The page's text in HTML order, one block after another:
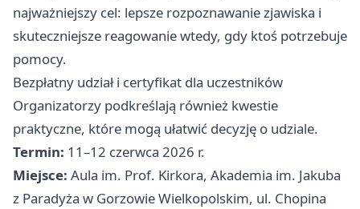
najważniejszy cel: lepsze rozpoznawanie zjawiska i
skuteczniejsze reagowanie wtedy, gdy ktoś potrzebuje
pomocy.
Bezpłatny udział i certyfikat dla uczestników
Organizatorzy podkreślają również kwestie
praktyczne, które mogą ułatwić decyzję o udziale.
Termin: 11–12 czerwca 2026 r.
Miejsce: Aula im. Prof. Kirkora, Akademia im. Jakuba
z Paradyża w Gorzowie Wielkopolskim, ul. Chopina